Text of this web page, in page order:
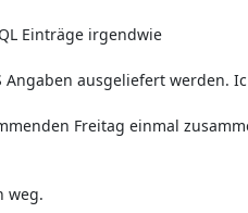
Einträge irgendwie
Angaben ausgeliefert werden.
Freitag einmal
weg.